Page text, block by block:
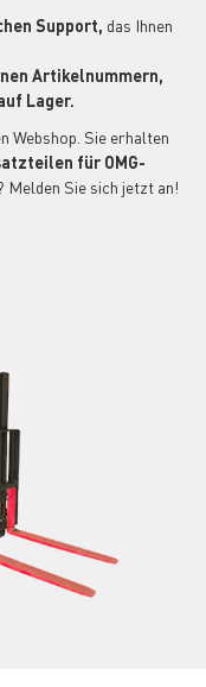
Support, das Ihnen
Artikelnummern,
Lager.
Webshop. Sie erhalten
für OMG-
Melden Sie sich jetzt an!